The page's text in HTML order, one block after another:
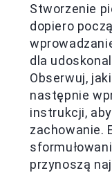
Stworzenie
dopiero
dla
Obserwuj,
następnie
instrukcji,
zachowanie.
przynoszą